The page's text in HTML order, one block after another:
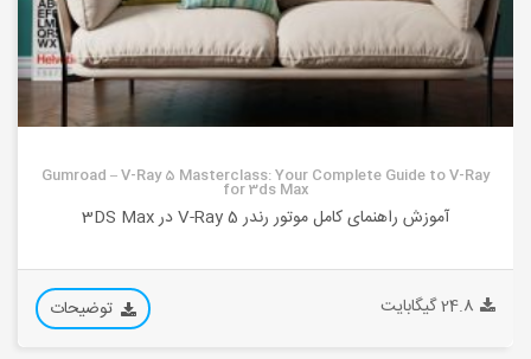
Gumroad – V-Ray 5 Masterclass: Your Complete Guide to V-Ray
for 3ds Max
آموزش راهنمای کامل موتور رندر V-Ray 5 در 3DS Max
24.8 گیگابایت توضیحات